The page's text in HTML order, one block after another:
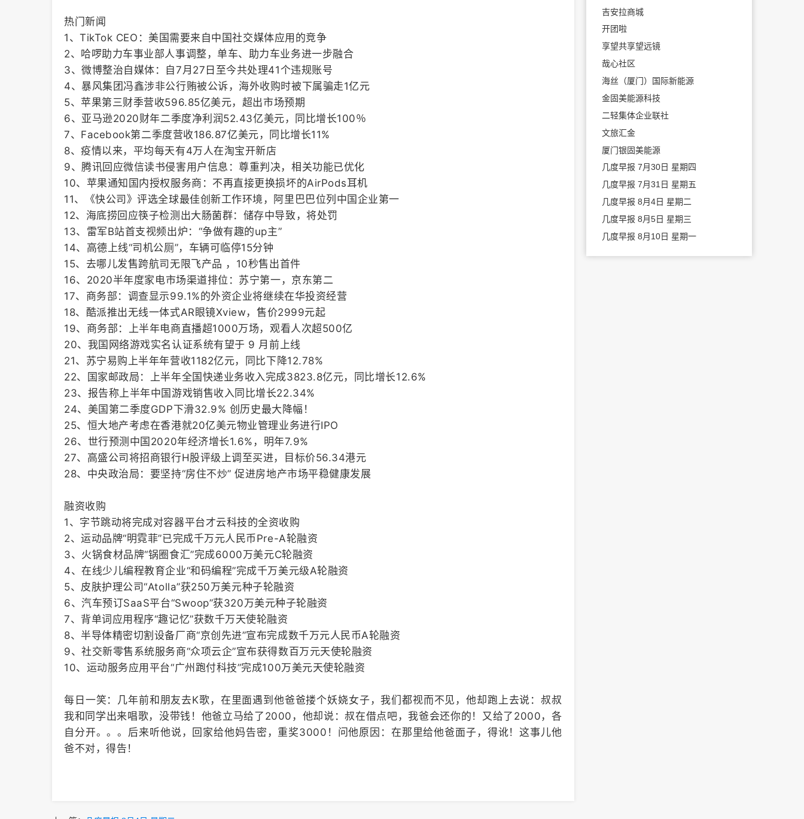
热门新闻
1、TikTok CEO：美国需要来自中国社交媒体应用的竞争
2、哈啰助力车事业部人事调整，单车、助力车业务进一步融合
3、微博整治自媒体：自7月27日至今共处理41个违规账号
4、暴风集团冯鑫涉非公行贿被公诉，海外收购时被下属骗走1亿元
5、苹果第三财季营收596.85亿美元，超出市场预期
6、亚马逊2020财年二季度净利润52.43亿美元，同比增长100％
7、Facebook第二季度营收186.87亿美元，同比增长11%
8、疫情以来，平均每天有4万人在淘宝开新店
9、腾讯回应微信读书侵害用户信息：尊重判决，相关功能已优化
10、苹果通知国内授权服务商：不再直接更换损坏的AirPods耳机
11、《快公司》评选全球最佳创新工作环境，阿里巴巴位列中国企业第一
12、海底捞回应筷子检测出大肠菌群：储存中导致，将处罚
13、雷军B站首支视频出炉：“争做有趣的up主”
14、高德上线“司机公厕”，车辆可临停15分钟
15、去哪儿发售跨航司无限飞产品 ，10秒售出首件
16、2020半年度家电市场渠道排位：苏宁第一，京东第二
17、商务部：调查显示99.1%的外资企业将继续在华投资经营
18、酷派推出无线一体式AR眼镜Xview，售价2999元起
19、商务部：上半年电商直播超1000万场，观看人次超500亿
20、我国网络游戏实名认证系统有望于 9 月前上线
21、苏宁易购上半年年营收1182亿元，同比下降12.78%
22、国家邮政局：上半年全国快递业务收入完成3823.8亿元，同比增长12.6%
23、报告称上半年中国游戏销售收入同比增长22.34%
24、美国第二季度GDP下滑32.9% 创历史最大降幅！
25、恒大地产考虑在香港就20亿美元物业管理业务进行IPO
26、世行预测中国2020年经济增长1.6%，明年7.9%
27、高盛公司将招商银行H股评级上调至买进，目标价56.34港元
28、中央政治局：要坚持“房住不炒” 促进房地产市场平稳健康发展
融资收购
1、字节跳动将完成对容器平台才云科技的全资收购
2、运动品牌“明霓菲”已完成千万元人民币Pre-A轮融资
3、火锅食材品牌“锅圈食汇”完成6000万美元C轮融资
4、在线少儿编程教育企业“和码编程”完成千万美元级A轮融资
5、皮肤护理公司“Atolla”获250万美元种子轮融资
6、汽车预订SaaS平台“Swoop”获320万美元种子轮融资
7、背单词应用程序“趣记忆”获数千万天使轮融资
8、半导体精密切割设备厂商“京创先进”宣布完成数千万元人民币A轮融资
9、社交新零售系统服务商“众项云企”宣布获得数百万元天使轮融资
10、运动服务应用平台“广州跑付科技”完成100万美元天使轮融资
每日一笑：几年前和朋友去K歌，在里面遇到他爸爸搂个妖娆女子，我们都视而不见，他却跑上去说：叔叔
我和同学出来唱歌，没带钱！他爸立马给了2000，他却说：叔在借点吧，我爸会还你的！又给了2000，各
自分开。。。后来听他说，回家给他妈告密，重奖3000！问他原因：在那里给他爸面子，得讹！这事儿他
爸不对，得告！
吉安拉商城
开团啦
享望共享望远镜
哉心社区
海丝（厦门）国际新能源
金固美能源科技
二轻集体企业联社
文旅汇金
厦门银固美能源
几度早报 7月30日 星期四
几度早报 7月31日 星期五
几度早报 8月4日 星期二
几度早报 8月5日 星期三
几度早报 8月10日 星期一